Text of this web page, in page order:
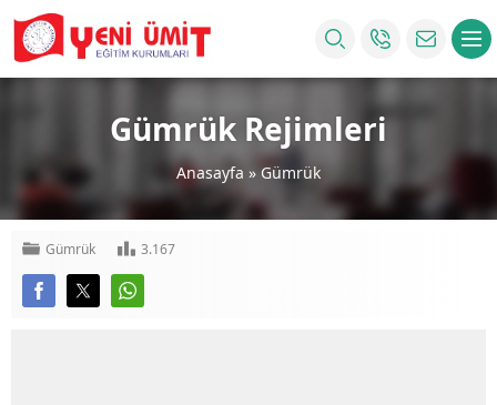
Gümrük Rejimleri
Anasayfa » Gümrük
Gümrük 3.167